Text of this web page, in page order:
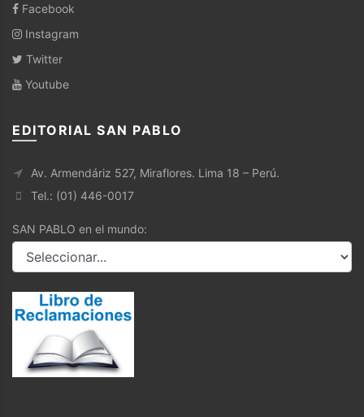
Facebook
Instagram
Twitter
Youtube
EDITORIAL SAN PABLO
Av. Armendáriz 527, Miraflores. Lima 18 – Perú.
Tel.: (01) 446-0017
SAN PABLO en el mundo: